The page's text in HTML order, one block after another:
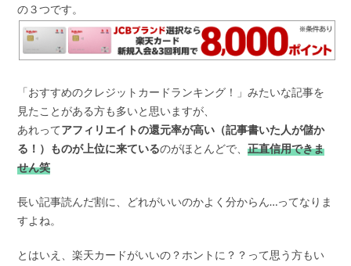
の３つです。
「おすすめのクレジットカードランキング！」みたいな記事を
見たことがある方も多いと思いますが、
あれってアフィリエイトの還元率が高い（記事書いた人が儲か
る！）ものが上位に来ているのがほとんどで、正直信用できま
せん笑
長い記事読んだ割に、どれがいいのかよく分からん…ってなりま
すよね。
とはいえ、楽天カードがいいの？ホントに？？って思う方もい